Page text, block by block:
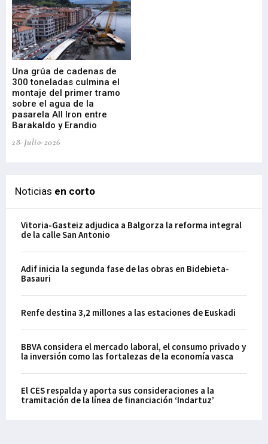
Una grúa de cadenas de
300 toneladas culmina el
montaje del primer tramo
sobre el agua de la
pasarela All Iron entre
Barakaldo y Erandio
28-Julio-2026
Noticias en corto
Vitoria-Gasteiz adjudica a Balgorza la reforma integral
de la calle San Antonio
Adif inicia la segunda fase de las obras en Bidebieta-
Basauri
Renfe destina 3,2 millones a las estaciones de Euskadi
BBVA considera el mercado laboral, el consumo privado y
la inversión como las fortalezas de la economía vasca
El CES respalda y aporta sus consideraciones a la
tramitación de la línea de financiación ‘Indartuz’